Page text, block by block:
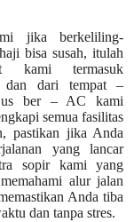
jika berkeliling-
bisa susah, itulah
kami termasuk
dan dari tempat –
ber – AC kami
semua fasilitas
pastikan jika Anda
yang lancar
sopir kami yang
alur jalan
Anda tiba
dan tanpa stres.